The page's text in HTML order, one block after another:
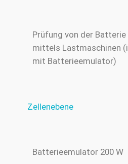
Prüfung von der
mittels Lastmaschinen
mit Batterieemulator)
Zellenebene
Batterieemulator 200 W